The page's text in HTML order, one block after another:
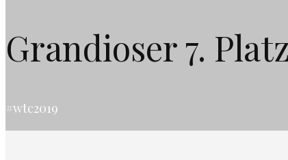
Grandioser 7.
#wtc2019